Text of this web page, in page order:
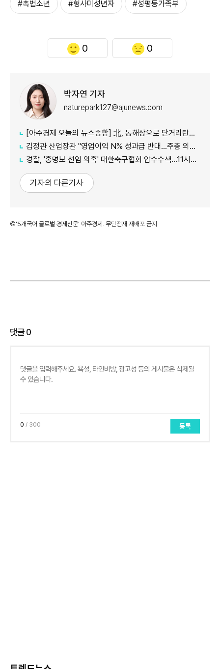
#촉법소년 #형사미성년자 #성평등가족부
0 0
박자연 기자
naturepark127@ajunews.com
[아주경제 오늘의 뉴스종합] 北, 동해상으로 단거리탄도미사일 발사…42일 만에 도발 外
김정관 산업장관 "영업이익 N% 성과급 반대…주총 의결 의무화 추진"
경찰, '홍명보 선임 의혹' 대한축구협회 압수수색…11시간 만에 종료
기자의 다른기사
©'5개국어 글로벌 경제신문' 아주경제. 무단전재·재배포 금지
댓글0
0 / 300 등록